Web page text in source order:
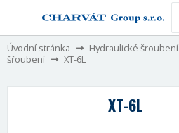
Úvodní stránka Hydraulické šroubení
šřoubení
XT-6L
XT-6L